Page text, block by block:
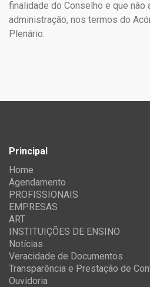
finalidade do Conselho e que
administração, nos termos do
Plenário.
Principal
Home
Agendamento
PROFISSIONAIS
EMPRESAS
ART
INSTITUIÇÕES DE ENSINO
Notícias
Veracidade de Documentos
Transparência e Prestação de
Ouvidoria